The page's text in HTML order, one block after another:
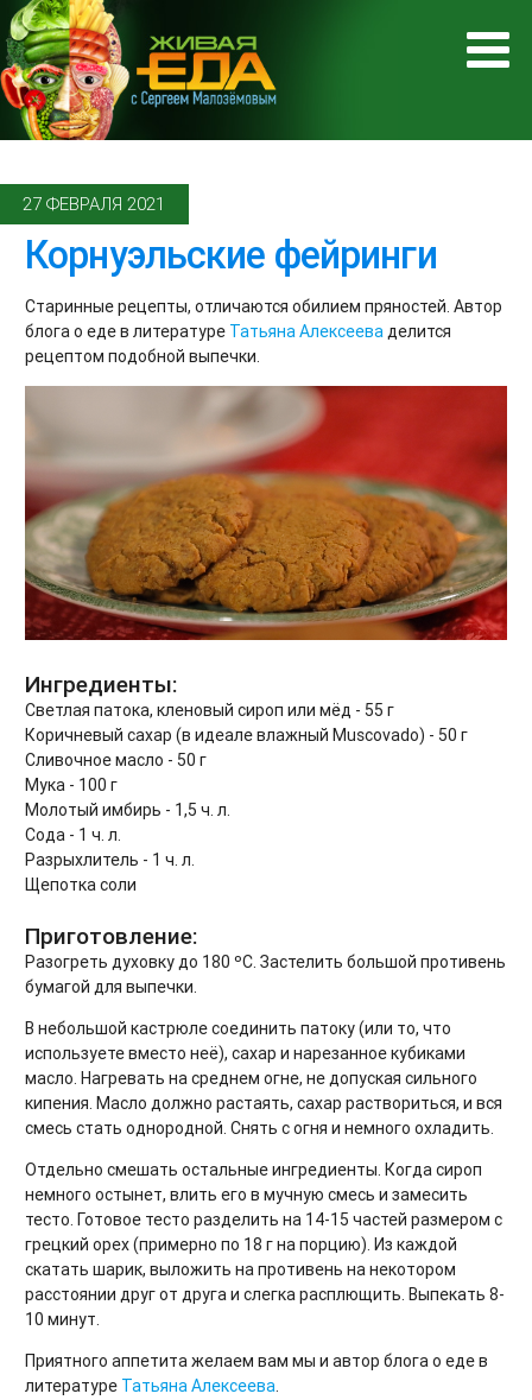
27 ФЕВРАЛЯ 2021
Корнуэльские фейринги
Старинные рецепты, отличаются обилием пряностей. Автор
блога о еде в литературе Татьяна Алексееваделится
рецептом подобной выпечки.
Ингредиенты:
Светлая патока, кленовый сироп или мёд - 55 г
Коричневый сахар (в идеале влажный Muscovado) - 50 г
Сливочное масло - 50 г
Мука - 100 г
Молотый имбирь - 1,5 ч. л.
Сода - 1 ч. л.
Разрыхлитель - 1 ч. л.
Щепотка соли
Приготовление:
Разогреть духовку до 180 ºC. Застелить большой противень
бумагой для выпечки.
В небольшой кастрюле соединить патоку (или то, что
используете вместо неё), сахар и нарезанное кубиками
масло. Нагревать на среднем огне, не допуская сильного
кипения. Масло должно растаять, сахар раствориться, и вся
смесь стать однородной. Снять с огня и немного охладить.
Отдельно смешать остальные ингредиенты. Когда сироп
немного остынет, влить его в мучную смесь и замесить
тесто. Готовое тесто разделить на 14-15 частей размером с
грецкий орех (примерно по 18 г на порцию). Из каждой
скатать шарик, выложить на противень на некотором
расстоянии друг от друга и слегка расплющить. Выпекать 8-
10 минут.
Приятного аппетита желаем вам мы и автор блога о еде в
литературе Татьяна Алексеева.